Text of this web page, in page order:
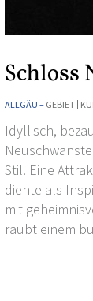
Schloss
ALLGÄU – GEBIET
Idyllisch,
Stil. Eine
diente als
mit
raubt einem